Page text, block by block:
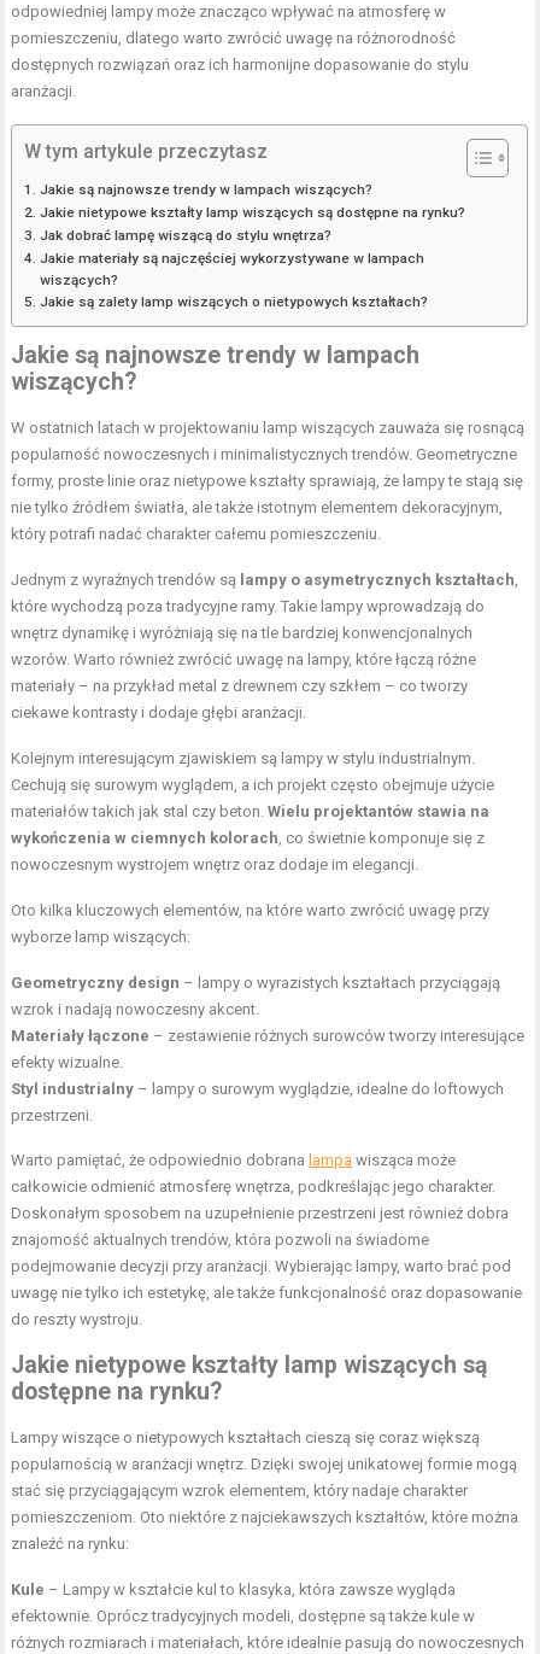
odpowiedniej lampy może znacząco wpływać na atmosferę w
pomieszczeniu, dlatego warto zwrócić uwagę na różnorodność
dostępnych rozwiązań oraz ich harmonijne dopasowanie do stylu
aranżacji.
W tym artykule przeczytasz
Jakie są najnowsze trendy w lampach wiszących?
Jakie nietypowe kształty lamp wiszących są dostępne na rynku?
Jak dobrać lampę wiszącą do stylu wnętrza?
Jakie materiały są najczęściej wykorzystywane w lampach
wiszących?
Jakie są zalety lamp wiszących o nietypowych kształtach?
Jakie są najnowsze trendy w lampach
wiszących?
W ostatnich latach w projektowaniu lamp wiszących zauważa się rosnącą
popularność nowoczesnych i minimalistycznych trendów. Geometryczne
formy, proste linie oraz nietypowe kształty sprawiają, że lampy te stają się
nie tylko źródłem światła, ale także istotnym elementem dekoracyjnym,
który potrafi nadać charakter całemu pomieszczeniu.
Jednym z wyraźnych trendów są lampy o asymetrycznych kształtach,
które wychodzą poza tradycyjne ramy. Takie lampy wprowadzają do
wnętrz dynamikę i wyróżniają się na tle bardziej konwencjonalnych
wzorów. Warto również zwrócić uwagę na lampy, które łączą różne
materiały – na przykład metal z drewnem czy szkłem – co tworzy
ciekawe kontrasty i dodaje głębi aranżacji.
Kolejnym interesującym zjawiskiem są lampy w stylu industrialnym.
Cechują się surowym wyglądem, a ich projekt często obejmuje użycie
materiałów takich jak stal czy beton.Wielu projektantów stawia na
wykończenia w ciemnych kolorach, co świetnie komponuje się z
nowoczesnym wystrojem wnętrz oraz dodaje im elegancji.
Oto kilka kluczowych elementów, na które warto zwrócić uwagę przy
wyborze lamp wiszących:
Geometryczny design – lampy o wyrazistych kształtach przyciągają
wzrok i nadają nowoczesny akcent.
Materiały łączone – zestawienie różnych surowców tworzy interesujące
efekty wizualne.
Styl industrialny – lampy o surowym wyglądzie, idealne do loftowych
przestrzeni.
Warto pamiętać, że odpowiednio dobrana lampa wisząca może
całkowicie odmienić atmosferę wnętrza, podkreślając jego charakter.
Doskonałym sposobem na uzupełnienie przestrzeni jest również dobra
znajomość aktualnych trendów, która pozwoli na świadome
podejmowanie decyzji przy aranżacji. Wybierając lampy, warto brać pod
uwagę nie tylko ich estetykę, ale także funkcjonalność oraz dopasowanie
do reszty wystroju.
Jakie nietypowe kształty lamp wiszących są
dostępne na rynku?
Lampy wiszące o nietypowych kształtach cieszą się coraz większą
popularnością w aranżacji wnętrz. Dzięki swojej unikatowej formie mogą
stać się przyciągającym wzrok elementem, który nadaje charakter
pomieszczeniom. Oto niektóre z najciekawszych kształtów, które można
znaleźć na rynku:
Kule – Lampy w kształcie kul to klasyka, która zawsze wygląda
efektownie. Oprócz tradycyjnych modeli, dostępne są także kule w
różnych rozmiarach i materiałach, które idealnie pasują do nowoczesnych